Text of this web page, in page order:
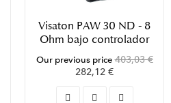
Visaton PAW 30 ND - 8
Ohm bajo controlador
Our previous price 403,03 €
282,12 €